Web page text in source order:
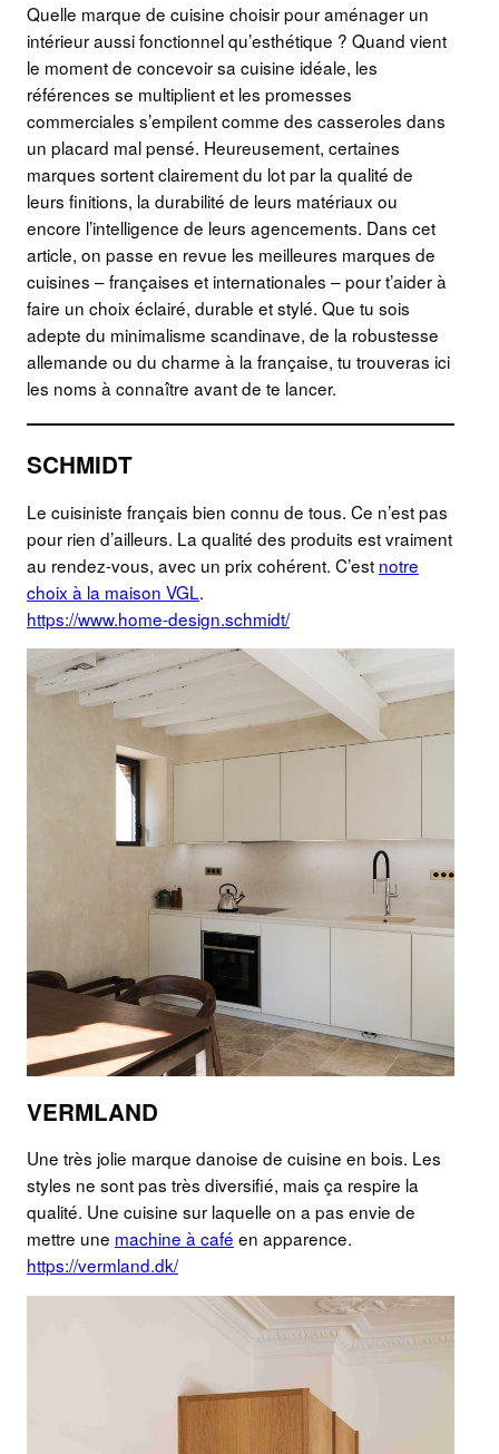
Quelle marque de cuisine choisir pour aménager un
intérieur aussi fonctionnel qu’esthétique ? Quand vient
le moment de concevoir sa cuisine idéale, les
références se multiplient et les promesses
commerciales s’empilent comme des casseroles dans
un placard mal pensé. Heureusement, certaines
marques sortent clairement du lot par la qualité de
leurs finitions, la durabilité de leurs matériaux ou
encore l’intelligence de leurs agencements. Dans cet
article, on passe en revue les meilleures marques de
cuisines – françaises et internationales – pour t’aider à
faire un choix éclairé, durable et stylé. Que tu sois
adepte du minimalisme scandinave, de la robustesse
allemande ou du charme à la française, tu trouveras ici
les noms à connaître avant de te lancer.
SCHMIDT
Le cuisiniste français bien connu de tous. Ce n’est pas
pour rien d’ailleurs. La qualité des produits est vraiment
au rendez-vous, avec un prix cohérent. C’est notre
choix à la maison VGL.
https://www.home-design.schmidt/
VERMLAND
Une très jolie marque danoise de cuisine en bois. Les
styles ne sont pas très diversifié, mais ça respire la
qualité. Une cuisine sur laquelle on a pas envie de
mettre une machine à café en apparence.
https://vermland.dk/